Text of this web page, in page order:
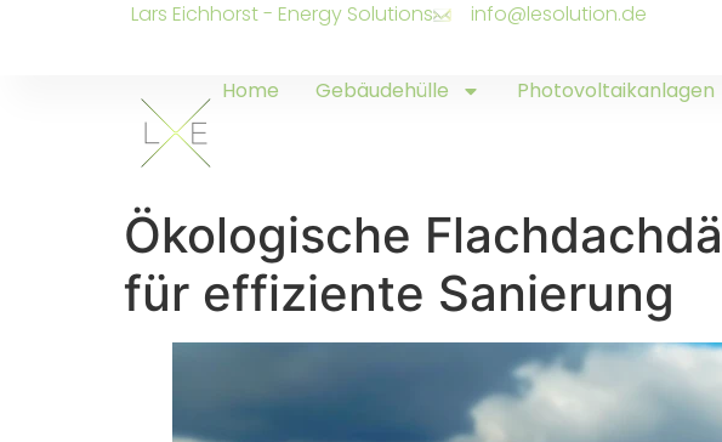
Lars Eichhorst - Energy Solutions info@lesolution.de
Home Gebäudehülle Photovoltaikanlagen
Ökologische
für effiziente Sanierung